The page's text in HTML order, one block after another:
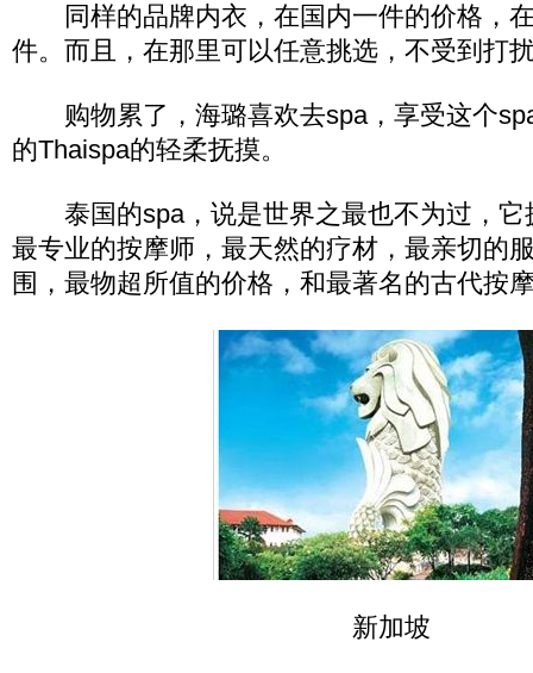
同样的品牌内衣，在国内一件的价格，
件。而且，在那里可以任意挑选，不受到打
购物累了，海璐喜欢去spa，享受这个
的Thaispa的轻柔抚摸。
泰国的spa，说是世界之最也不为过，它
最专业的按摩师，最天然的疗材，最亲切的
围，最物超所值的价格，和最著名的古代按
新加坡